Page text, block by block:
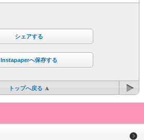
シェアする
Instapaperへ保存する
トップへ戻る